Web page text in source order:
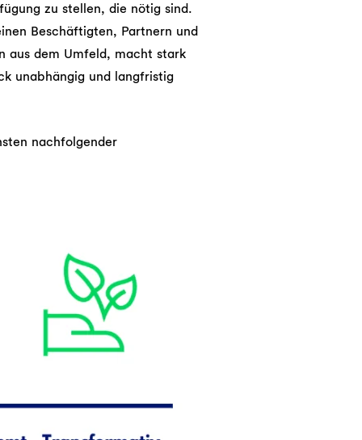
zu stellen, die nötig sind.
Beschäftigten, Partnern und
aus dem Umfeld, macht stark
unabhängig und langfristig
nachfolgender